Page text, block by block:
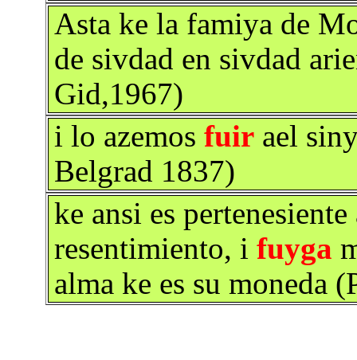
Asta ke la famiya de
de sivdad en sivdad
Gid,1967)
i lo azemosfuir ael
Belgrad 1837)
ke ansi es
resentimiento, ifuyga
alma ke es su moneda